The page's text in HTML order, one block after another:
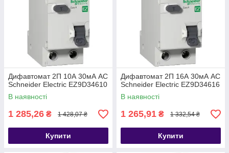
Дифавтомат 2П 10А 30мА АС
Schneider Electric EZ9D34610
В наявності
1 285,26 ₴ 1 428,07 ₴
Купити
Дифавтомат 2П 16А 30мА АС
Schneider Electric EZ9D34616
В наявності
1 265,91 ₴ 1 332,54 ₴
Купити